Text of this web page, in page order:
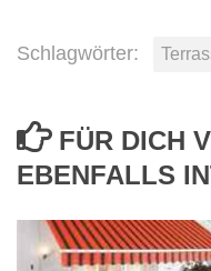
Schlagwörter:
FÜR DICH
EBENFALLS